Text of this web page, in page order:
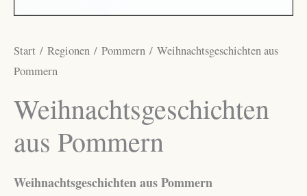
Start / Regionen / Pommern / Weihnachtsgeschichten aus
Pommern
Weihnachtsgeschichten
aus Pommern
Weihnachtsgeschichten aus Pommern